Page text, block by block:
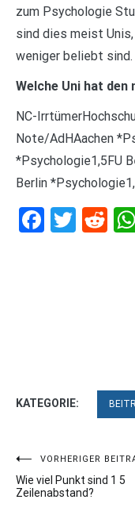
zum Psychologie
sind dies meist
weniger beliebt sind.
Welche Uni hat
NC-
Note/AdHAachen
*Psychologie1,5FU
Berlin
KATEGORIE:
VORHERIGER
Wie viel Punkt sind 1 5
Zeilenabstand?